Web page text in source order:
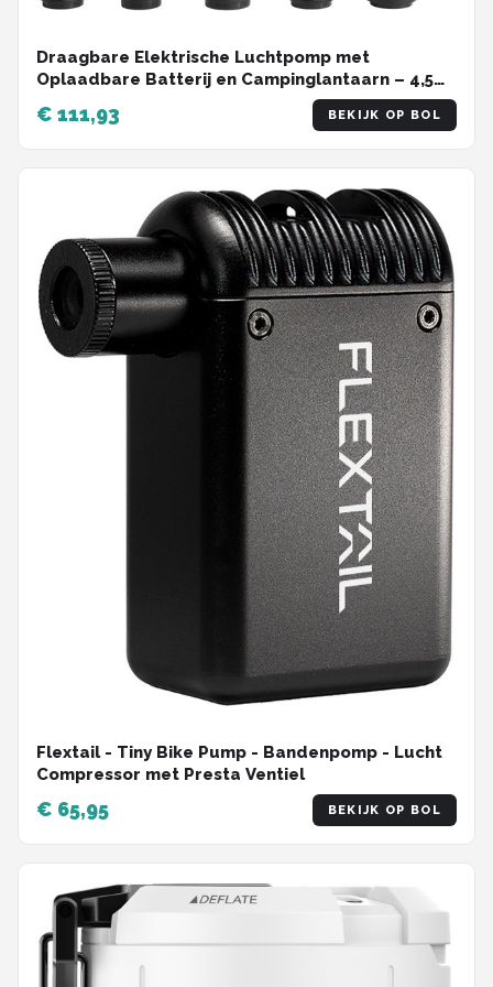
Draagbare Elektrische Luchtpomp met
Oplaadbare Batterij en Campinglantaarn – 4,5
kPa, Ideaal voor Zwemringen en Luchtbedden
€ 111,93 BEKIJK OP BOL
Flextail - Tiny Bike Pump - Bandenpomp - Lucht
Compressor met Presta Ventiel
€ 65,95 BEKIJK OP BOL